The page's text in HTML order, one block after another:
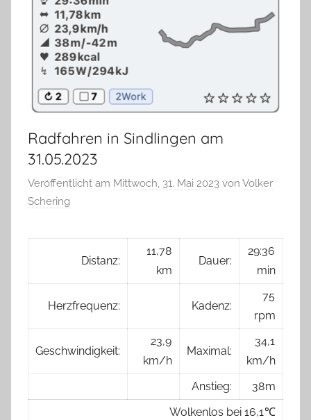
Radfahren in Sindlingen am
31.05.2023
Veröffentlicht am Mittwoch, 31. Mai 2023 von Volker
Schering
Distanz:
11,78
km
Dauer:
29:36
min
Herzfrequenz: Kadenz:
75
rpm
Geschwindigkeit:
23,9
km/h
Maximal:
34,1
km/h
Anstieg:
38 m
Wolkenlos bei 16,1 ℃